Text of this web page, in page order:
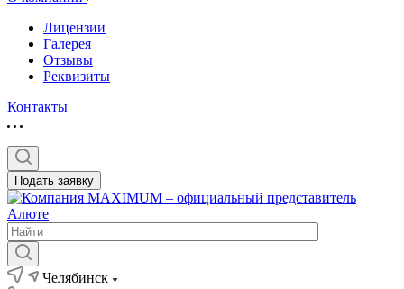
Лицензии
Галерея
Отзывы
Реквизиты
Контакты
Подать заявку
Челябинск